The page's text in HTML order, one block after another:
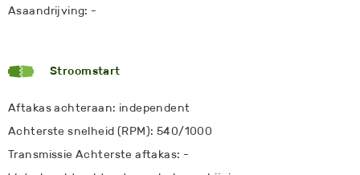
Asaandrijving: -
Stroomstart
Aftakas achteraan: independent
Achterste snelheid (RPM): 540/1000
Transmissie Achterste aftakas: -